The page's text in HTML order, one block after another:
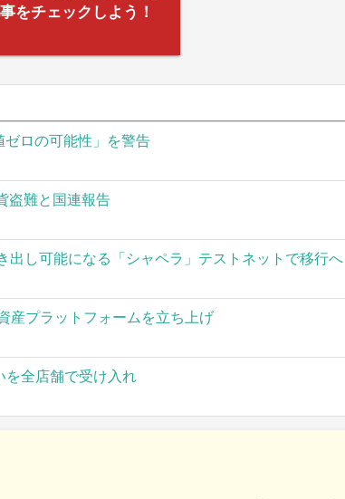
をチェックしよう！
ロの可能性」を警告
盗難と国連報告
出し可能になる「シャペラ」テストネットで移行へ
産プラットフォームを立ち上げ
を全店舗で受け入れ